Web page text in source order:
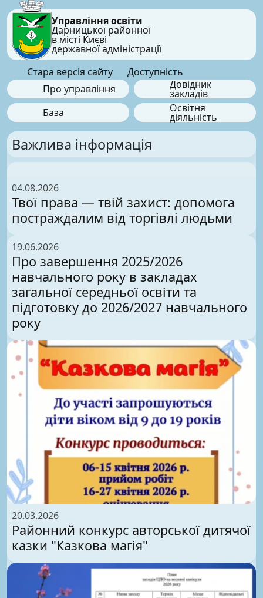
Управління освіти
Дарницької районної
в місті Києві
державної адміністрації
Стара версія сайту
Доступність
Про управління
Довідник
закладів
База
Освітня
діяльність
Важлива інформація
04.08.2026
Твої права — твій захист: допомога
постраждалим від торгівлі людьми
19.06.2026
Про завершення 2025/2026
навчального року в закладах
загальної середньої освіти та
підготовку до 2026/2027 навчального
року
20.03.2026
Районний конкурс авторської дитячої
казки "Казкова магія"